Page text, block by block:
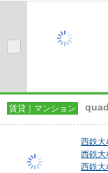
利用可能な物件です。福岡
賃貸｜マンション
西鉄大
西鉄大
西鉄大